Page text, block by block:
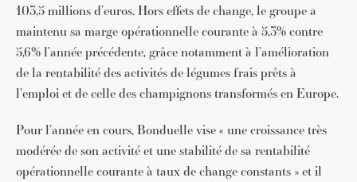
103,5 millions d’euros. Hors effets de change, le groupe a
maintenu sa marge opérationnelle courante à 5,3% contre
5,6% l’année précédente, grâce notamment à l’amélioration
de la rentabilité des activités de légumes frais prêts à
l’emploi et de celle des champignons transformés en Europe.
Pour l’année en cours, Bonduelle vise « une croissance très
modérée de son activité et une stabilité de sa rentabilité
opérationnelle courante à taux de change constants » et il